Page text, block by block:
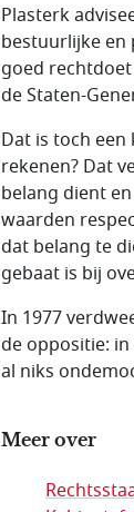
Plasterk
bestuurlijke en
goed
de Staten-
Dat is toch
rekenen? Dat
belang dient
waarden
dat belang te
gebaat is bij
In 1977
de oppositie:
al niks
Meer over